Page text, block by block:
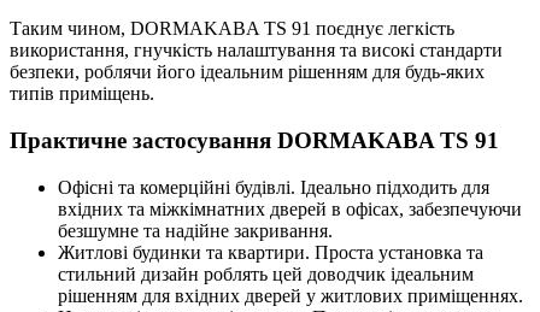
Таким чином, DORMAKABA TS 91 поєднує легкість
використання, гнучкість налаштування та високі стандарти
безпеки, роблячи його ідеальним рішенням для будь-яких
типів приміщень.
Практичне застосування DORMAKABA TS 91
Офісні та комерційні будівлі. Ідеально підходить для
вхідних та міжкімнатних дверей в офісах, забезпечуючи
безшумне та надійне закривання.
Житлові будинки та квартири. Проста установка та
стильний дизайн роблять цей доводчик ідеальним
рішенням для вхідних дверей у житлових приміщеннях.